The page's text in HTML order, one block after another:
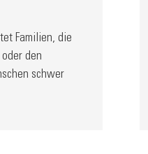
Familien, die
den
schwer